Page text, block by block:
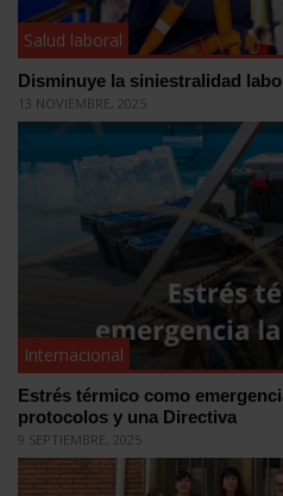
Salud laboral
Disminuye la siniestralidad
13 NOVIEMBRE, 2025
Internacional
Estrés térmico como
protocolos y una Directiva
9 SEPTIEMBRE, 2025